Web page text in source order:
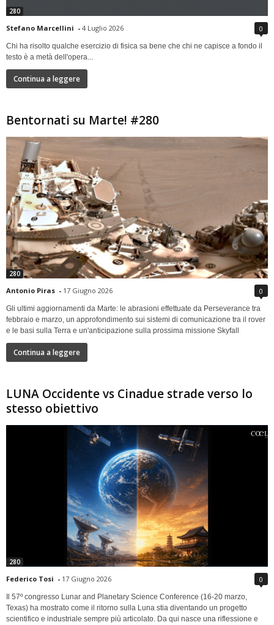
280
Stefano Marcellini - 4 Luglio 2026 0
Chi ha risolto qualche esercizio di fisica sa bene che chi ne capisce a fondo il
testo è a metà dell'opera...
Continua a leggere
Bentornati su Marte! #280
280
Antonio Piras - 17 Giugno 2026 0
Gli ultimi aggiornamenti da Marte: le abrasioni effettuate da Perseverance tra
febbraio e marzo, un approfondimento sui sistemi di comunicazione tra il rover
e le basi sulla Terra e un'anticipazione sulla prossima missione Skyfall
Continua a leggere
LUNA Occidente vs Cinadue strade verso lo
stesso obiettivo
280
Federico Tosi - 17 Giugno 2026 0
Il 57º congresso Lunar and Planetary Science Conference (16-20 marzo,
Texas) ha mostrato come il ritorno sulla Luna stia diventando un progetto
scientifico e industriale sempre più articolato. Da qui nasce una riflessione e